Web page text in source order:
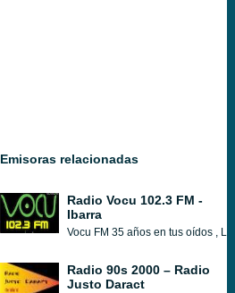
Emisoras relacionadas
Radio Vocu 102.3 FM -
Ibarra
Vocu FM 35 años en tus oídos ,
Radio 90s 2000 – Radio
Justo Daract